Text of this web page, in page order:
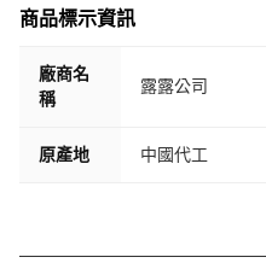
商品標示資訊
廠商名
稱
露露公司
原產地 中國代工